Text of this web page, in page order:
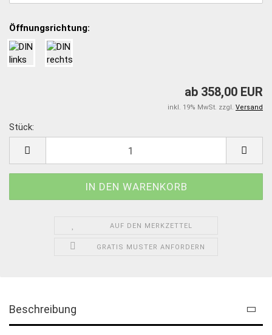
Öffnungsrichtung:
ab 358,00 EUR
inkl. 19% MwSt. zzgl. Versand
Stück:
AUF DEN MERKZETTEL
GRATIS MUSTER ANFORDERN
Beschreibung